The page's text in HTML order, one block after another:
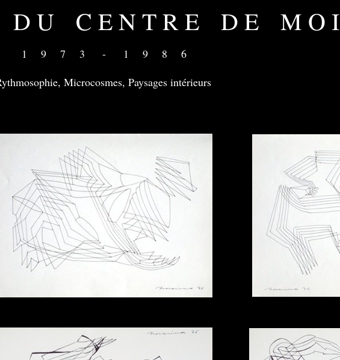
D U C E N T R E D E M O I
1 9 7 3 - 1 9 8 6
Microcosmes, Paysages intérieurs